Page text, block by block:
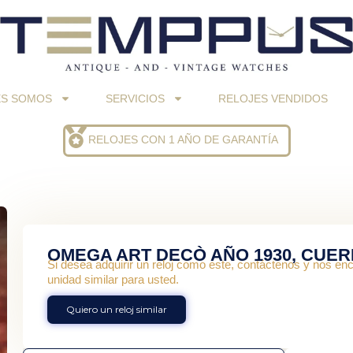
SOMOS SERVICIOS RELOJES VENDIDOS
RELOJES CON 1 AÑO DE GARANTÍA
OMEGA ART DECÒ AÑO 1930,
Si desea adquirir un reloj como este, contáctenos y nos
unidad similar para usted.
Quiero un reloj similar